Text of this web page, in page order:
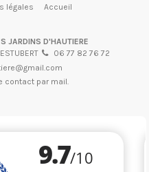
légales Accueil
JARDINS D'HAUTIERE
06 77 82 76 72
contact par mail.